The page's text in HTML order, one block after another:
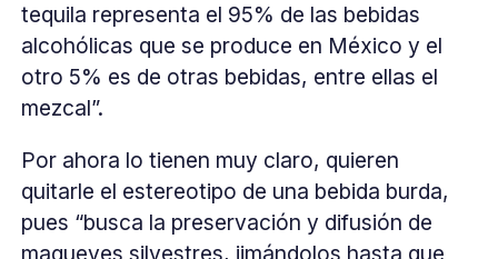
tequila representa el 95% de las bebidas
alcohólicas que se produce en México y el
otro 5% es de otras bebidas, entre ellas el
mezcal”.
Por ahora lo tienen muy claro, quieren
quitarle el estereotipo de una bebida burda,
pues “busca la preservación y difusión de